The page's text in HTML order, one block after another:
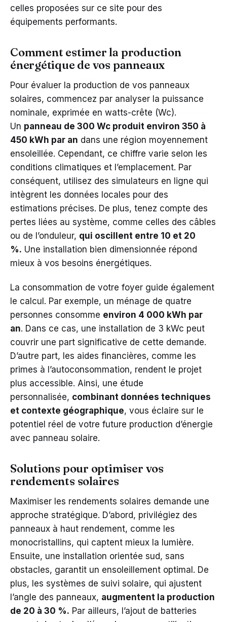
celles proposées sur ce site pour des
équipements performants.
Comment estimer la production
énergétique de vos panneaux
Pour évaluer la production de vos panneaux
solaires, commencez par analyser la puissance
nominale, exprimée en watts-crête (Wc).
Un panneau de 300 Wc produit environ 350 à
450 kWh par an dans une région moyennement
ensoleillée. Cependant, ce chiffre varie selon les
conditions climatiques et l’emplacement. Par
conséquent, utilisez des simulateurs en ligne qui
intègrent les données locales pour des
estimations précises. De plus, tenez compte des
pertes liées au système, comme celles des câbles
ou de l’onduleur, qui oscillent entre 10 et 20
%. Une installation bien dimensionnée répond
mieux à vos besoins énergétiques.
La consommation de votre foyer guide également
le calcul. Par exemple, un ménage de quatre
personnes consomme environ 4 000 kWh par
an. Dans ce cas, une installation de 3 kWc peut
couvrir une part significative de cette demande.
D’autre part, les aides financières, comme les
primes à l’autoconsommation, rendent le projet
plus accessible. Ainsi, une étude
personnalisée, combinant données techniques
et contexte géographique, vous éclaire sur le
potentiel réel de votre future production d’énergie
avec panneau solaire.
Solutions pour optimiser vos
rendements solaires
Maximiser les rendements solaires demande une
approche stratégique. D’abord, privilégiez des
panneaux à haut rendement, comme les
monocristallins, qui captent mieux la lumière.
Ensuite, une installation orientée sud, sans
obstacles, garantit un ensoleillement optimal. De
plus, les systèmes de suivi solaire, qui ajustent
l’angle des panneaux, augmentent la production
de 20 à 30 %. Par ailleurs, l’ajout de batteries